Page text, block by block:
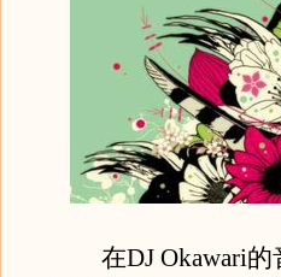
在DJ Okawari的